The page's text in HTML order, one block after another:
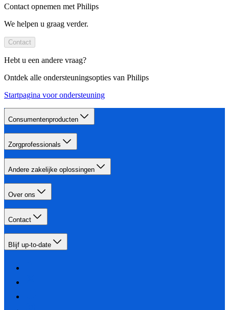
Contact opnemen met Philips
We helpen u graag verder.
Contact
Hebt u een andere vraag?
Ontdek alle ondersteuningsopties van Philips
Startpagina voor ondersteuning
Consumentenproducten
Zorgprofessionals
Andere zakelijke oplossingen
Over ons
Contact
Blijf up-to-date